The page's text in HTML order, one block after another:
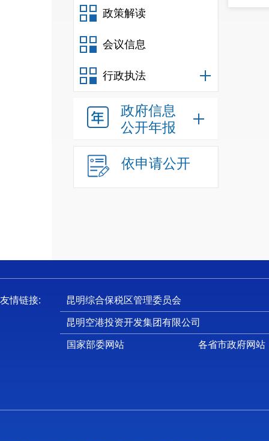
政策解读
会议信息
行政执法
政府信息
公开年报
依申请公开
友情链接: 昆明综合保税区管理委员会
昆明空港投资开发集团有限公司
国家部委网站 各省市政府网站